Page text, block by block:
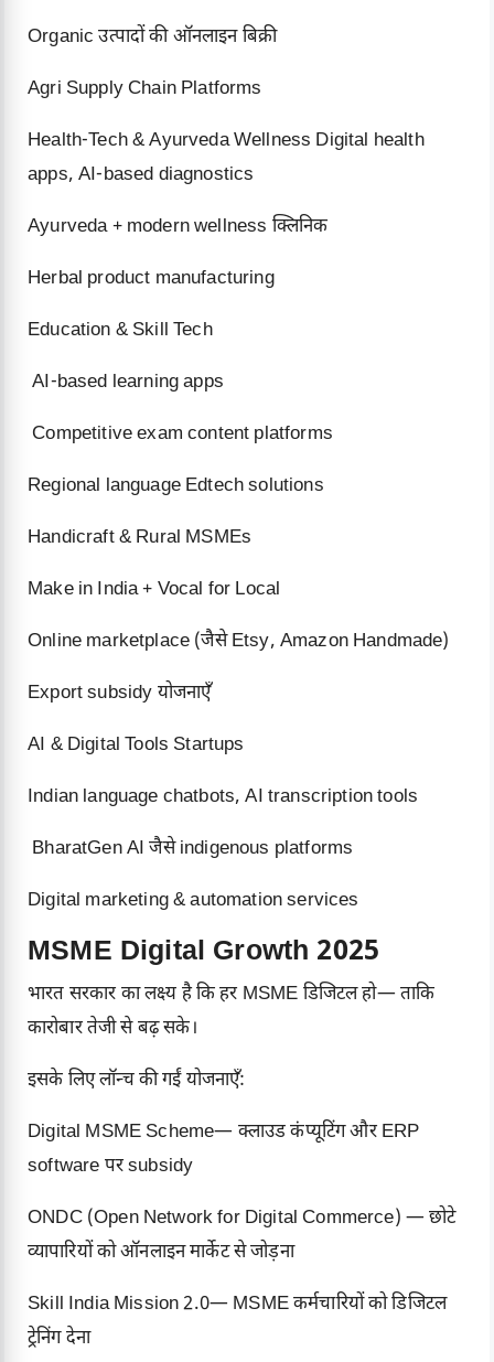
Organic उत्पादों की ऑनलाइन बिक्री
Agri Supply Chain Platforms
Health-Tech & Ayurveda Wellness Digital health
apps, AI-based diagnostics
Ayurveda + modern wellness क्लिनिक
Herbal product manufacturing
Education & Skill Tech
AI-based learning apps
Competitive exam content platforms
Regional language Edtech solutions
Handicraft & Rural MSMEs
Make in India + Vocal for Local
Online marketplace (जैसे Etsy, Amazon Handmade)
Export subsidy योजनाएँ
AI & Digital Tools Startups
Indian language chatbots, AI transcription tools
BharatGen AI जैसे indigenous platforms
Digital marketing & automation services
MSME Digital Growth 2025
भारत सरकार का लक्ष्य है कि हर MSME डिजिटल हो— ताकि
कारोबार तेजी से बढ़ सके।
इसके लिए लॉन्च की गईं योजनाएँ:
Digital MSME Scheme— क्लाउड कंप्यूटिंग और ERP
software पर subsidy
ONDC (Open Network for Digital Commerce) — छोटे
व्यापारियों को ऑनलाइन मार्केट से जोड़ना
Skill India Mission 2.0— MSME कर्मचारियों को डिजिटल
ट्रेनिंग देना